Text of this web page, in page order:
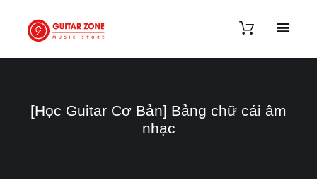
[Học Guitar Cơ Bản] Bảng chữ cái âm
nhạc